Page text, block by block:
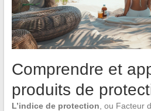
Comprendre et
produits de
L’indice de protection , ou Facteur